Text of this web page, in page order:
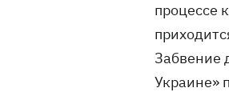
процессе
Забвение
Украине»